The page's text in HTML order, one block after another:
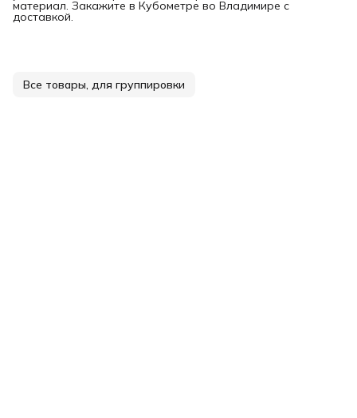
материал. Закажите в Кубометре во Владимире с
доставкой.
Все товары, для группировки